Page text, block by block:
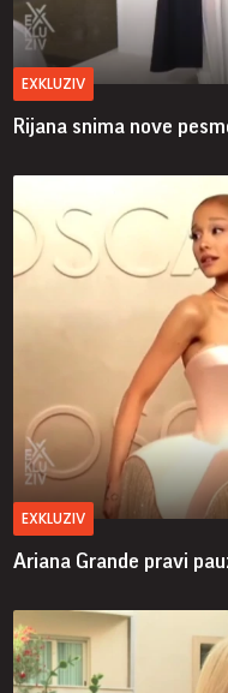
EXKLUZIV
Rijana snima nove
EXKLUZIV
Ariana Grande pravi